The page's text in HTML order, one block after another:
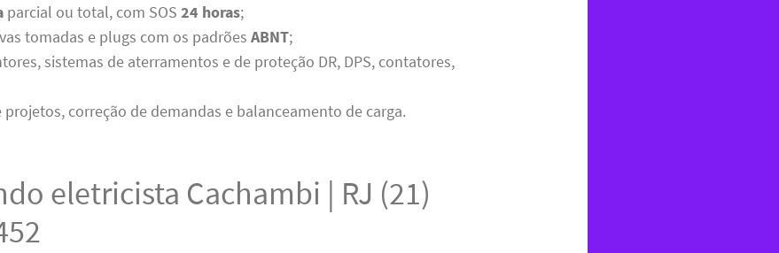
parcial ou total, com SOS24 horas;
tomadas e plugs com os padrõesABNT;
sistemas de aterramentos e de proteção DR, DPS, contatores,
projetos, correção de demandas e balanceamento de carga.
eletricista Cachambi | RJ (21)